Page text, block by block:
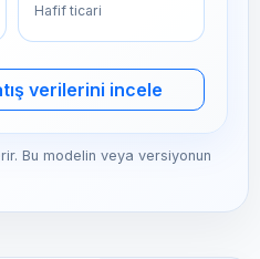
Hafif ticari
verilerini incele
Bu modelin veya versiyonun